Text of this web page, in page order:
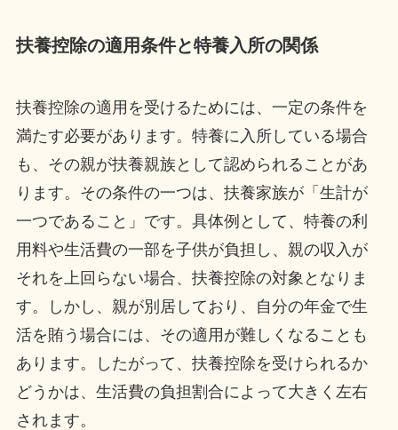
扶養控除の適用条件と特養入所の関係
扶養控除の適用を受けるためには、一定の条件を
満たす必要があります。特養に入所している場合
も、その親が扶養親族として認められることがあ
ります。その条件の一つは、扶養家族が「生計が
一つであること」です。具体例として、特養の利
用料や生活費の一部を子供が負担し、親の収入が
それを上回らない場合、扶養控除の対象となりま
す。しかし、親が別居しており、自分の年金で生
活を賄う場合には、その適用が難しくなることも
あります。したがって、扶養控除を受けられるか
どうかは、生活費の負担割合によって大きく左右
されます。